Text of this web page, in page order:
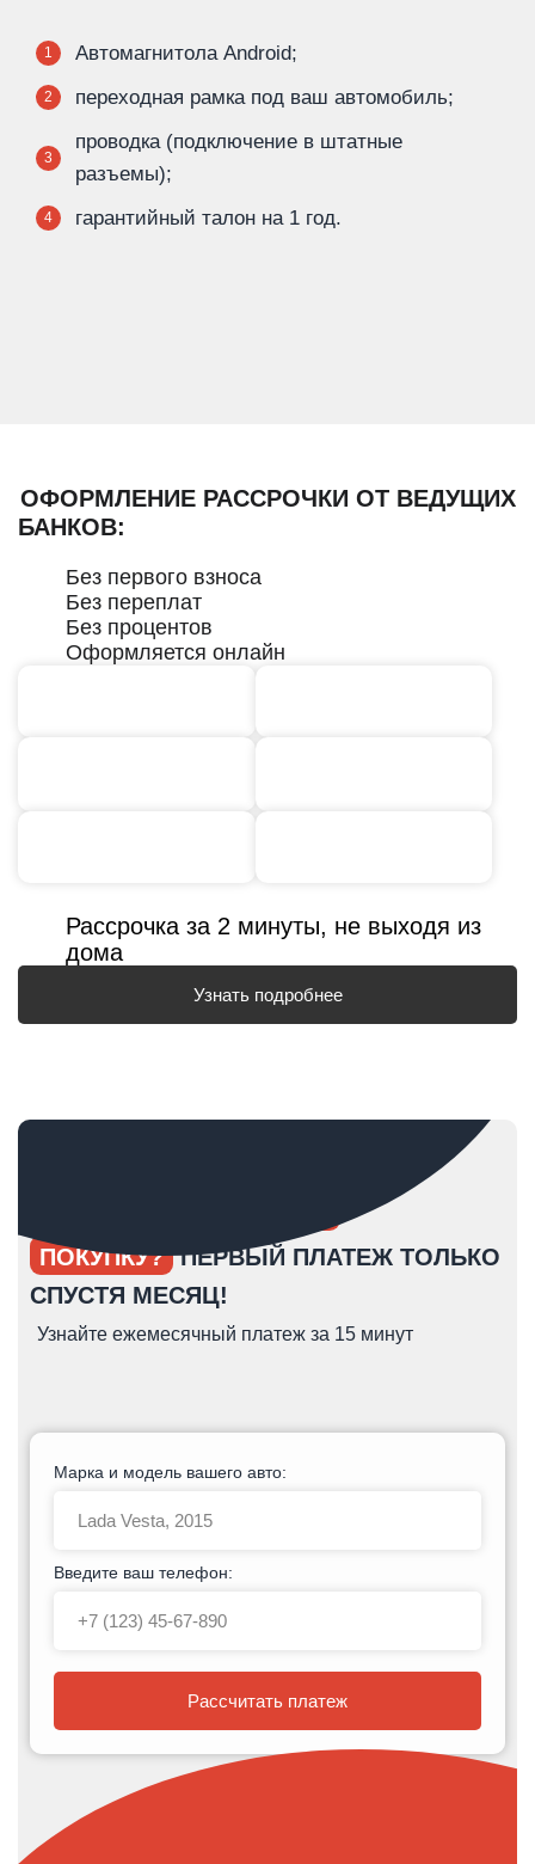
1 Автомагнитола Android;
2 переходная рамка под ваш автомобиль;
3
проводка (подключение в штатные
разъемы);
4 гарантийный талон на 1 год.
ОФОРМЛЕНИЕ РАССРОЧКИ ОТ ВЕДУЩИХ
БАНКОВ:
Без первого взноса
Без переплат
Без процентов
Оформляется онлайн
Рассрочка за 2 минуты, не выходя из
дома
Узнать подробнее
ПОКУПКУ? ПЕРВЫЙ ПЛАТЕЖ ТОЛЬКО
СПУСТЯ МЕСЯЦ!
Узнайте ежемесячный платеж за 15 минут
Марка и модель вашего авто:
Введите ваш телефон:
Рассчитать платеж